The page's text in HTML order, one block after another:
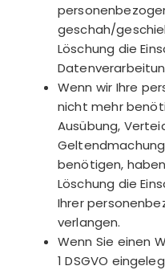
geschah/
Löschung die
Wenn wir Ihre
nicht mehr
Ausübung,
benötigen,
Löschung die
Ihrer
verlangen.
Wenn Sie einen
1 DSGVO